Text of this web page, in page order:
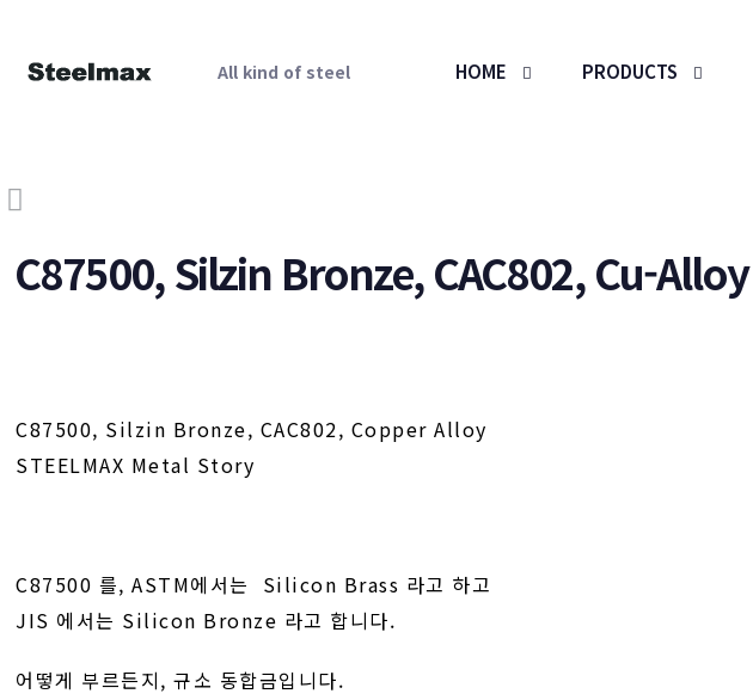
All kind of steel HOME PRODUCTS
C87500, Silzin Bronze, CAC802, Cu-Alloy
C87500, Silzin Bronze, CAC802, Copper Alloy
STEELMAX Metal Story
C87500 를, ASTM에서는 Silicon Brass 라고 하고
JIS 에서는 Silicon Bronze 라고 합니다.
어떻게 부르든지, 규소 동합금입니다.